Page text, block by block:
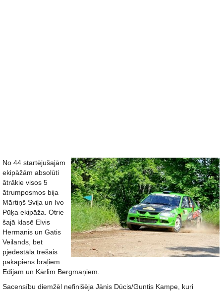
No 44 startējušajām
ekipāžām absolūti
ātrākie visos 5
ātrumposmos bija
Mārtiņš Sviļa un Ivo
Pūķa ekipāža. Otrie
šajā klasē Elvis
Hermanis un Gatis
Veilands, bet
pjedestāla trešais
pakāpiens brāļiem
Edijam un Kārlim Bergmaņiem.
Sacensību diemžēl nefinišēja Jānis Dūcis/Guntis Kampe, kuri